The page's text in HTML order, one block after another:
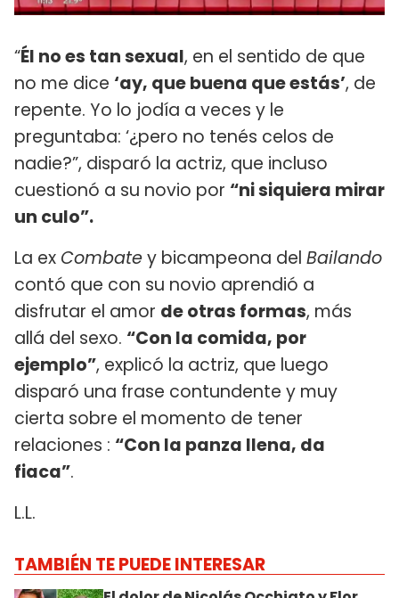
“Él no es tan sexual, en el sentido de que
no me dice ‘ay, que buena que estás’, de
repente. Yo lo jodía a veces y le
preguntaba: ‘¿pero no tenés celos de
nadie?”, disparó la actriz, que incluso
cuestionó a su novio por “ni siquiera mirar
un culo”.
La ex Combatey bicampeona del Bailando
contó que con su novio aprendió a
disfrutar el amor de otras formas, más
allá del sexo. “Con la comida, por
ejemplo”, explicó la actriz, que luego
disparó una frase contundente y muy
cierta sobre el momento de tener
relaciones : “Con la panza llena, da
fiaca”.
L.L.
TAMBIÉN TE PUEDE INTERESAR